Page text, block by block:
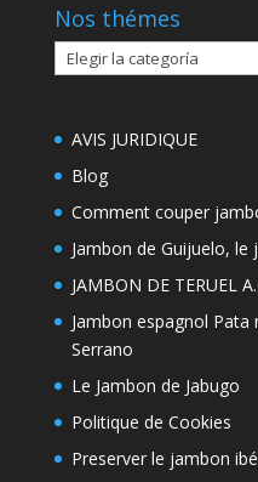
Nos thémes
Nos
thémes
AVIS JURIDIQUE
Blog
Comment couper
Jambon de Guijuelo,
JAMBON DE TERUEL
Jambon espagnol
Serrano
Le Jambon de Jabugo
Politique de Cookies
Preserver le jambon